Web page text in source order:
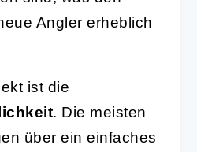
Angler erheblich
ist die
. Die meisten
über ein einfaches